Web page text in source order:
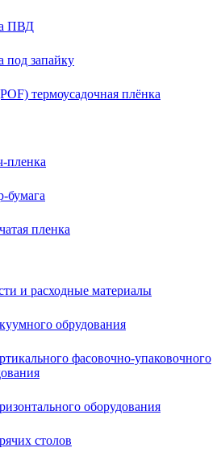
ПВД
под запайку
термоусадочная плёнка
пленка
бумага
пленка
и расходные материалы
обрудования
фасовочно-упаковочного
оборудования
столов